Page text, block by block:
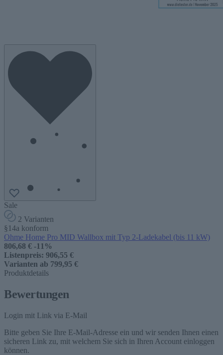
Sale
2 Varianten
§14a konform
Ohme Home Pro MID Wallbox mit Typ 2-Ladekabel (bis 11 kW)
806,68 € -11%
Listenpreis: 906,55 €
Varianten ab 799,95 €
Produktdetails
Bewertungen
Login mit Link via E-Mail
Bitte geben Sie Ihre E-Mail-Adresse ein und wir senden Ihnen einen
sicheren Link zu, mit welchem Sie sich in Ihren Account einloggen
können.